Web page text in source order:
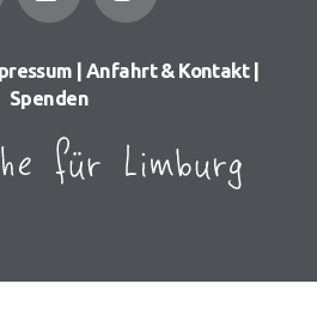
Anfahrt & Kontakt
Spenden